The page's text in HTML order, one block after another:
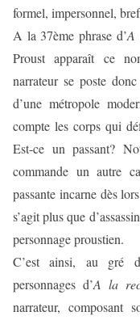
formel, impersonnel,
A la 37ème phrase d’A
Proust apparaît ce
narrateur se poste
d’une métropole
compte les corps qui
Est-ce un passant?
commande un autre
passante incarne dès
s’agit plus que
personnage proustien.
C’est ainsi, au gré
personnages d’A la
narrateur, composant